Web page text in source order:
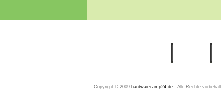
Copyright © 2009 hardwarecamp24.de - Alle Rechte